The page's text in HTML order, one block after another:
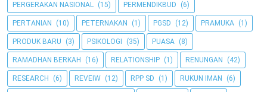
PERGERAKAN NASIONAL (15) PERMENDIKBUD (6)
PERTANIAN (10) PETERNAKAN (1) PGSD (12) PRAMUKA (1)
PRODUK BARU (3) PSIKOLOGI (35) PUASA (8)
RAMADHAN BERKAH (16) RELATIONSHIP (1) RENUNGAN (42)
RESEARCH (6) REVEIW (12) RPP SD (1) RUKUN IMAN (6)